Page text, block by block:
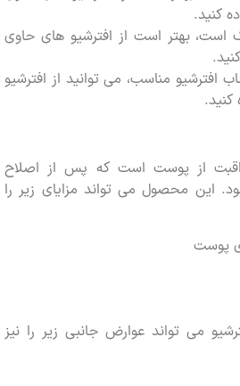
است از افترشیو های حاوی
مناسب، می توانید از افترشیو
پوست است که پس از اصلاح
محصول می تواند مزایای زیر را
تواند عوارض جانبی زیر را نیز